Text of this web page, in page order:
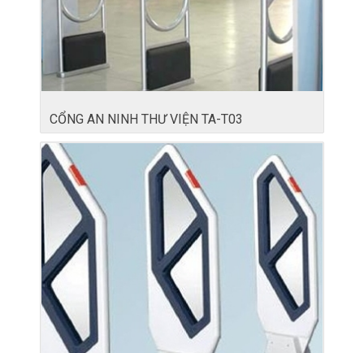
CỔNG AN NINH THƯ VIỆN TA-T03